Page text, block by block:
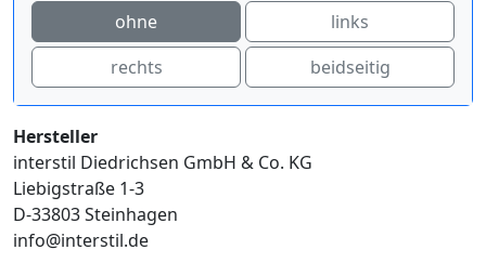
ohne
links
rechts
beidseitig
Hersteller
interstil Diedrichsen GmbH & Co. KG
Liebigstraße 1-3
D-33803 Steinhagen
info@interstil.de